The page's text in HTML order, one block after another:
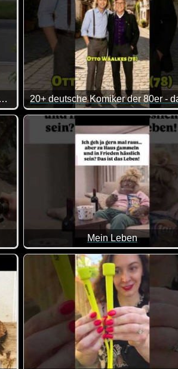
ich eher der nervige kleine Bruder :-)
Tag ihre Schwestern
wenn man diese Schwestern sieht.
zurücklehnen und dir eine
schlecht :-)
Mein Leben
Ab und zu gammeln ist ja klasse.